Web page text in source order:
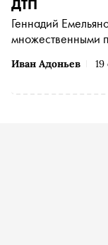
Иван Адоньев
ДТП
Геннадий
множественными